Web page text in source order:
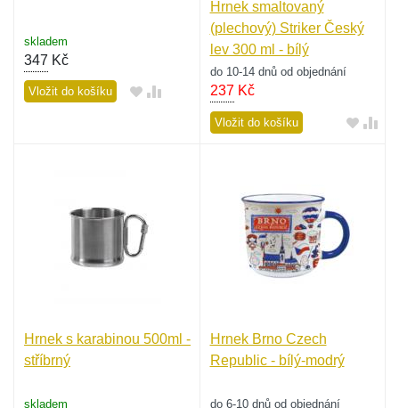
skladem
347 Kč
Vložit do košíku
Hrnek smaltovaný
(plechový) Striker Český
lev 300 ml - bílý
do 10-14 dnů od objednání
237Kč
Vložit do košíku
Hrnek s karabinou 500ml -
stříbrný
skladem
Hrnek Brno Czech
Republic - bílý-modrý
do 6-10 dnů od objednání